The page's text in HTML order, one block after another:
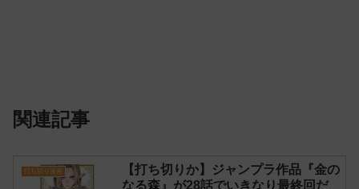
関連記事
打ち切り漫画
【打ち切りか】ジャンプラ作品『金の
なる森』が28話でいきなり最終回だ